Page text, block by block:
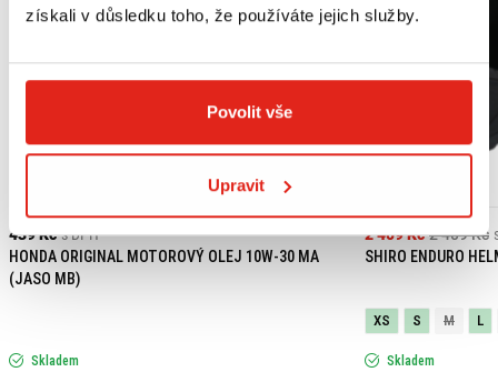
získali v důsledku toho, že používáte jejich služby.
Povolit vše
Upravit
439 Kč s DPH
HONDA ORIGINAL MOTOROVÝ OLEJ 10W-30 MA
(JASO MB)
Skladem
2 409 Kč
2 409 Kč
SHIRO ENDURO
XS S M L
Skladem